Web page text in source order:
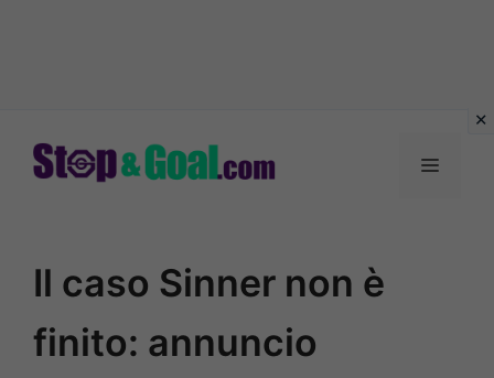
Menu
Il caso Sinner non è
finito: annuncio